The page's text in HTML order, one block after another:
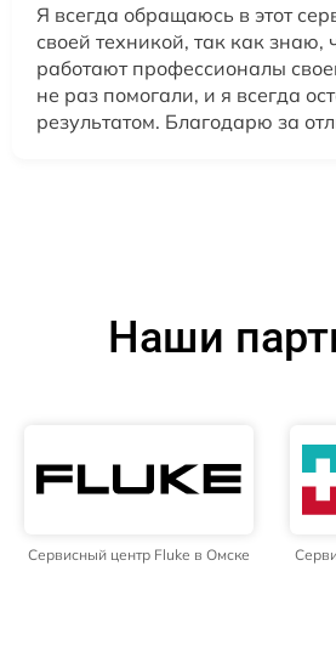
Я всегда обращаюсь в этот
своей техникой, так как знаю,
работают профессионалы
не раз помогали, и я всегда
результатом. Благодарю за
Наши
Сервисный центр Fluke в Омске